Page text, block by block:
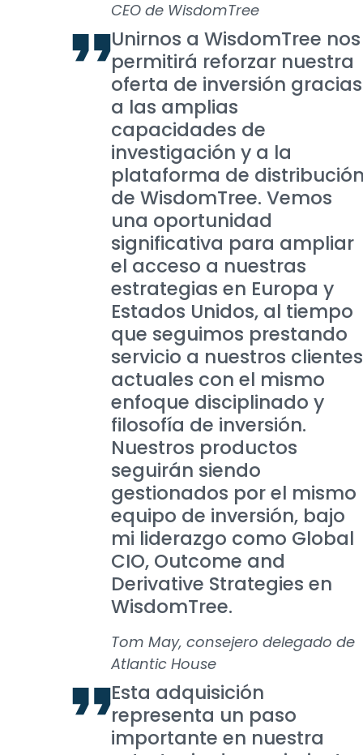
CEO de WisdomTree
Unirnos a WisdomTree nos
permitirá reforzar nuestra
oferta de inversión gracias
a las amplias
capacidades de
investigación y a la
plataforma de
de WisdomTree. Vemos
una oportunidad
significativa para ampliar
el acceso a nuestras
estrategias en Europa y
Estados Unidos, al tiempo
que seguimos prestando
servicio a nuestros clientes
actuales con el mismo
enfoque disciplinado y
filosofía de inversión.
Nuestros productos
seguirán siendo
gestionados por el mismo
equipo de inversión, bajo
mi liderazgo como Global
CIO, Outcome and
Derivative Strategies en
WisdomTree.
Tom May, consejero delegado de
Atlantic House
Esta adquisición
representa un paso
importante en nuestra